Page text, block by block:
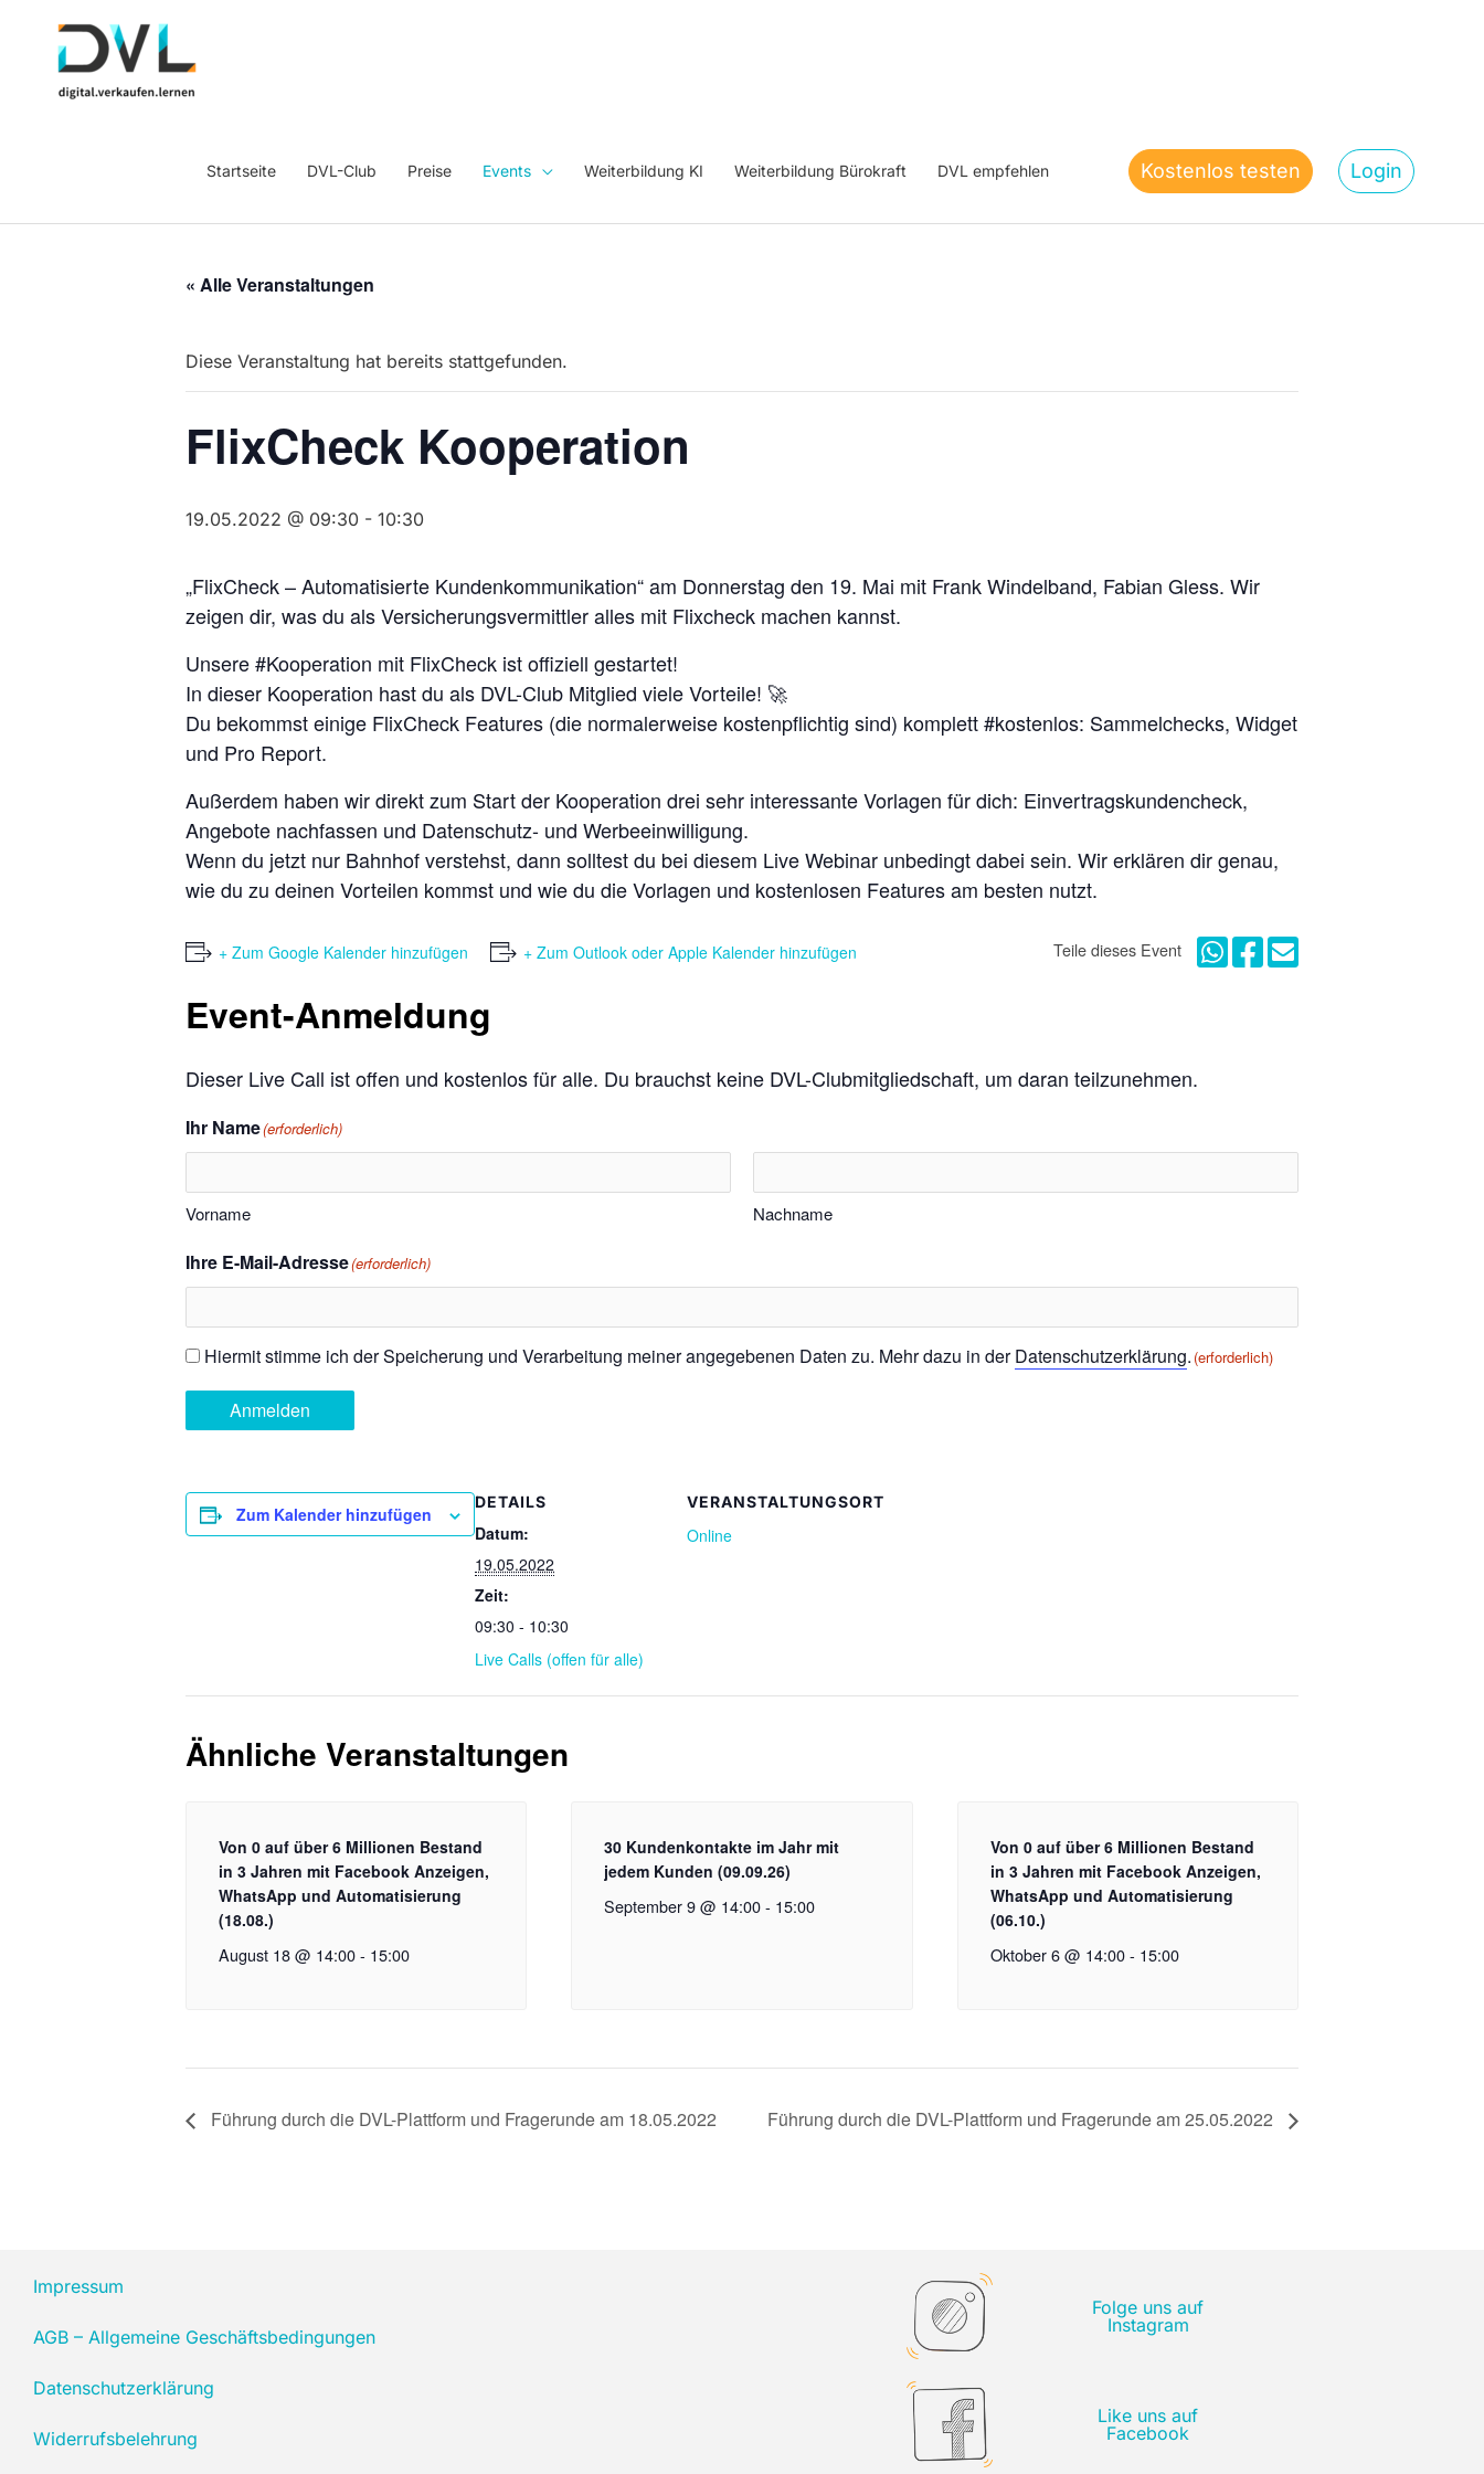
Startseite DVL-Club Preise Events Weiterbildung KI Weiterbildung Bürokraft DVL empfehlen Kostenlos testen Login
« Alle Veranstaltungen
Diese Veranstaltung hat bereits stattgefunden.
FlixCheck Kooperation
19.05.2022 @ 09:30 - 10:30
„FlixCheck – Automatisierte Kundenkommunikation“ am Donnerstag den 19. Mai mit Frank Windelband, Fabian Gless. Wir
zeigen dir, was du als Versicherungsvermittler alles mit Flixcheck machen kannst.
Unsere #Kooperation mit FlixCheck ist offiziell gestartet!
In dieser Kooperation hast du als DVL-Club Mitglied viele Vorteile! 🚀
Du bekommst einige FlixCheck Features (die normalerweise kostenpflichtig sind) komplett #kostenlos: Sammelchecks, Widget
und Pro Report.
Außerdem haben wir direkt zum Start der Kooperation drei sehr interessante Vorlagen für dich: Einvertragskundencheck,
Angebote nachfassen und Datenschutz- und Werbeeinwilligung.
Wenn du jetzt nur Bahnhof verstehst, dann solltest du bei diesem Live Webinar unbedingt dabei sein. Wir erklären dir genau,
wie du zu deinen Vorteilen kommst und wie du die Vorlagen und kostenlosen Features am besten nutzt.
+ Zum Google Kalender hinzufügen + Zum Outlook oder Apple Kalender hinzufügen Teile dieses Event
Event-Anmeldung
Dieser Live Call ist offen und kostenlos für alle. Du brauchst keine DVL-Clubmitgliedschaft, um daran teilzunehmen.
Ihr Name(erforderlich)
Vorname Nachname
Ihre E-Mail-Adresse(erforderlich)
Einwilligung(erforderlich)
Hiermit stimme ich der Speicherung und Verarbeitung meiner angegebenen Daten zu. Mehr dazu in derDatenschutzerklärung. (erforderlich)
Anmelden
Zum Kalender hinzufügen
DETAILS
Datum:
19.05.2022
Zeit:
09:30 - 10:30
Live Calls (offen für alle)
VERANSTALTUNGSORT
Online
Ähnliche Veranstaltungen
Von 0 auf über 6 Millionen Bestand
in 3 Jahren mit Facebook Anzeigen,
WhatsApp und Automatisierung
(18.08.)
August 18 @ 14:00 - 15:00
30 Kundenkontakte im Jahr mit
jedem Kunden (09.09.26)
September 9 @ 14:00 - 15:00
Von 0 auf über 6 Millionen Bestand
in 3 Jahren mit Facebook Anzeigen,
WhatsApp und Automatisierung
(06.10.)
Oktober 6 @ 14:00 - 15:00
Führung durch die DVL-Plattform und Fragerunde am 18.05.2022 Führung durch die DVL-Plattform und Fragerunde am 25.05.2022
Impressum
AGB – Allgemeine Geschäftsbedingungen
Datenschutzerklärung
Widerrufsbelehrung
Folge uns auf
Instagram
Like uns auf
Facebook